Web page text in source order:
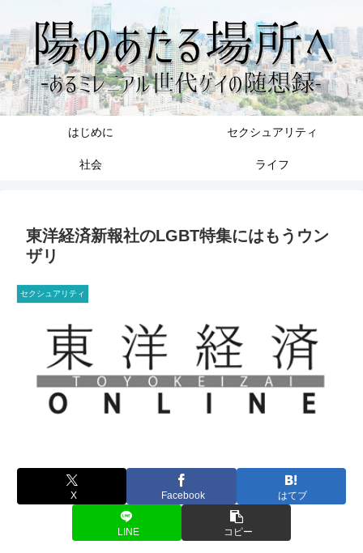
はじめに セクシュアリティ
社会 ライフ
東洋経済新報社のLGBT特集にはもうウン
ザリ
セクシュアリティ
X Facebook はてブ
LINE コピー